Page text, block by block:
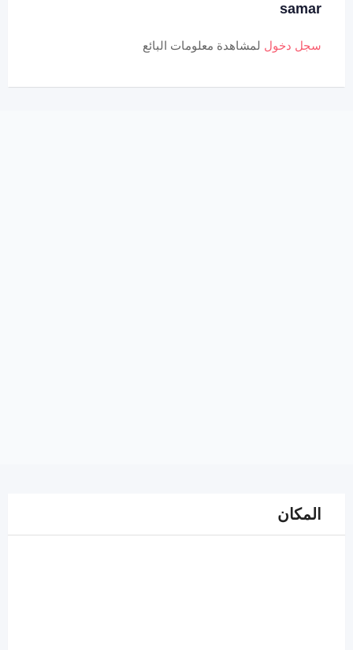
samar
سجل دخول لمشاهدة معلومات البائع
المكان